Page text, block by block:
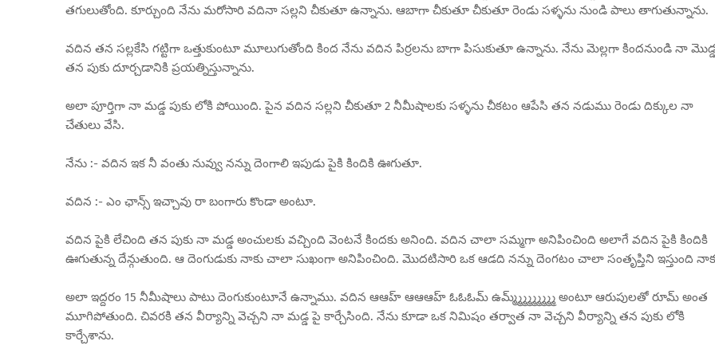
తగులుతోంది. కూర్చుంది నేను మరోసారి వదినా సల్లని చీకుతూ ఉన్నాను. ఆబాగా చీకుతూ చీకుతూ రెండు సళ్ళను నుండి పాలు తాగుతున్నాను.
వదిన తన సల్లకేసి గట్టిగా ఒత్తుకుంటూ మూలుగుతోంది కింద నేను వదిన పిర్రలను బాగా పిసుకుతూ ఉన్నాను. నేను మెల్లగా కిందనుండి నా
తన పుకు దూర్చడానికి ప్రయత్నిస్తున్నాను.
అలా పూర్తిగా నా మడ్డ పుకు లోకి పోయింది. పైన వదిన సల్లని చీకుతూ 2 నీమీషాలకు సళ్ళను చీకటం ఆపేసి తన నడుము రెండు దిక్కుల నా
చేతులు వేసి.
నేను :- వదిన ఇక నీ వంతు నువ్వు నన్ను దెంగాలి ఇపుడు పైకి కిందికి ఊగుతూ.
వదిన :- ఎం ఛాన్స్ ఇచ్చావు రా బంగారు కొండా అంటూ.
వదిన పైకి లేచింది తన పుకు నా మడ్డ అంచులకు వచ్చింది వెంటనే కిందకు అనింది. వదిన చాలా సమ్మగా అనిపించింది అలాగే వదిన పైకి కిందికి
ఊగుతున్న దేన్గుతుంది. ఆ దెంగుడుకు నాకు చాలా సుఖంగా అనిపించింది. మొదటిసారి ఒక ఆడది నన్ను దెంగటం చాలా సంతృప్తిని ఇస్తుంది
అలా ఇద్దరం 15 నీమీషాలు పాటు దెంగుకుంటూనే ఉన్నాము. వదిన ఆఆహ్ ఆఆఆహ్ ఓఓఓమ్ ఉమ్మ్మ్మ్మ్మ్మ్మ్మ్మ్ అంటూ ఆరుపులతో రూమ్ అంత
మూగిపోతుంది. చివరకి తన వీర్యాన్ని వెచ్చని నా మడ్డ పై కార్చేసింది. నేను కూడా ఒక నిమిషం తర్వాత నా వెచ్చని వీర్యాన్ని తన పుకు లోకి
కార్చేశాను.